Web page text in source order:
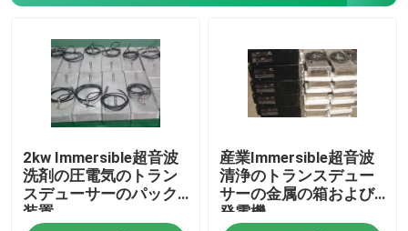
2kw Immersible超音波
洗剤の圧電気のトラン
スデューサーのパック
装置
産業Immersible超音波
清浄のトランスデュー
サーの金属の箱および
発電機